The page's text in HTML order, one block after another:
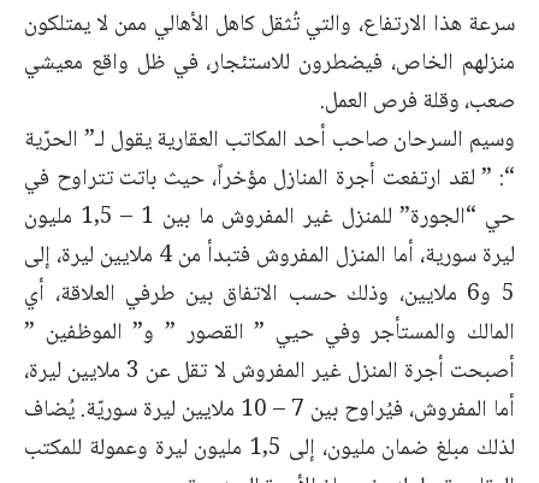
سرعة هذا الارتفاع، والتي تُثقل كاهل الأهالي ممن لا يمتلكون
منزلهم الخاص، فيضطرون للاستئجار، في ظل واقع معيشي
صعب، وقلة فرص العمل.
وسيم السرحان صاحب أحد المكاتب العقارية يقول لـ” الحرّية
“: ” لقد ارتفعت أجرة المنازل مؤخراً، حيث باتت تتراوح في
حي “الجورة” للمنزل غير المفروش ما بين 1 – 1,5 مليون
ليرة سورية، أما المنزل المفروش فتبدأ من 4 ملايين ليرة، إلى
5 و6 ملايين، وذلك حسب الاتفاق بين طرفي العلاقة، أي
المالك والمستأجر وفي حيي ” القصور ” و” الموظفين ”
أصبحت أجرة المنزل غير المفروش لا تقل عن 3 ملايين ليرة،
أما المفروش، فيُراوح بين 7 – 10 ملايين ليرة سوريّة. يُضاف
لذلك مبلغ ضمان مليون، إلى 1,5 مليون ليرة وعمولة للمكتب